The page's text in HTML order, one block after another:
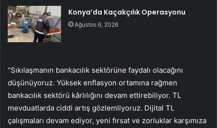
Konya’da Kaçakçılık Operasyonu
Ağustos 6, 2026
“Sıkılaşmanın bankacılık sektörüne faydalı olacağını
düşünüyoruz. Yüksek enflasyon ortamına rağmen
bankacılık sektörü kârlılığını devam ettirebiliyor. TL
mevduatlarda ciddi artış gözlemliyoruz. Dijital TL
çalışmaları devam ediyor, yeni fırsat ve zorluklar karşımıza